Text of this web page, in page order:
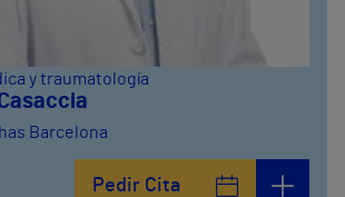
y traumatología
Barcelona
Pedir Cita